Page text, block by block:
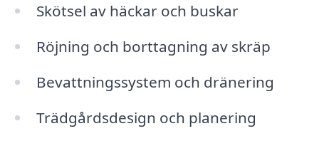
Skötsel av häckar och buskar
Röjning och borttagning av skräp
Bevattningssystem och dränering
Trädgårdsdesign och planering